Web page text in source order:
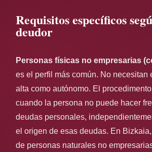
Requisitos específicos
deudor
Personas físicas no empresarias
es el perfil más común. No necesitan
alta como autónomo. El
cuando la persona no puede hacer
deudas personales,
el origen de esas deudas. En
de personas naturales no